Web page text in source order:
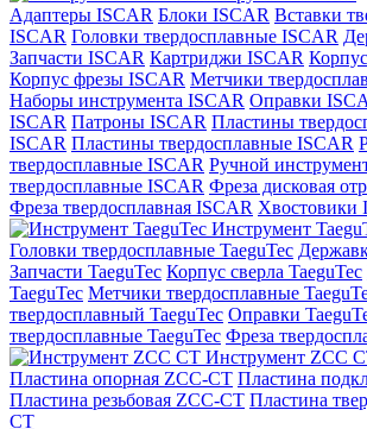
Адаптеры ISCAR Блоки ISCAR Вставки
ISCAR Головки твердосплавные ISCAR
Запчасти ISCAR Картриджи ISCAR
Корпус фрезы ISCAR Метчики
Наборы инструмента ISCAR Оправки
ISCAR Патроны ISCAR Пластины
ISCAR Пластины твердосплавные ISCAR
твердосплавные ISCAR Ручной
твердосплавные ISCAR Фреза дисковая
Фреза твердосплавная ISCAR Хвостовики
Инструмент
Головки твердосплавные TaeguTec
Запчасти TaeguTec Корпус сверла TaeguTec
TaeguTec Метчики твердосплавные
твердосплавный TaeguTec Оправки
твердосплавные TaeguTec Фреза
Инструмент ZCС
Пластина опорная ZCC-CT Пластина
Пластина резьбовая ZCC-CT Пластина
CT